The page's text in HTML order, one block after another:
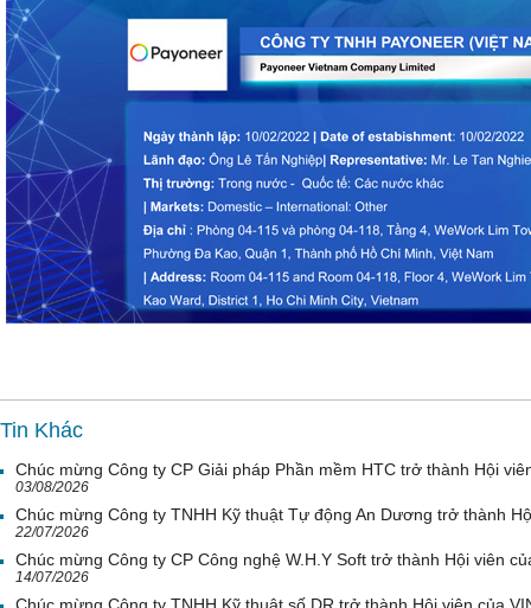
Tin Khác
Chúc mừng Công ty CP Giải pháp Phần mềm HTC trở thành Hội
03/08/2026
Chúc mừng Công ty TNHH Kỹ thuật Tự động An Dương trở thành
22/07/2026
Chúc mừng Công ty CP Công nghệ W.H.Y Soft trở thành Hội viên
14/07/2026